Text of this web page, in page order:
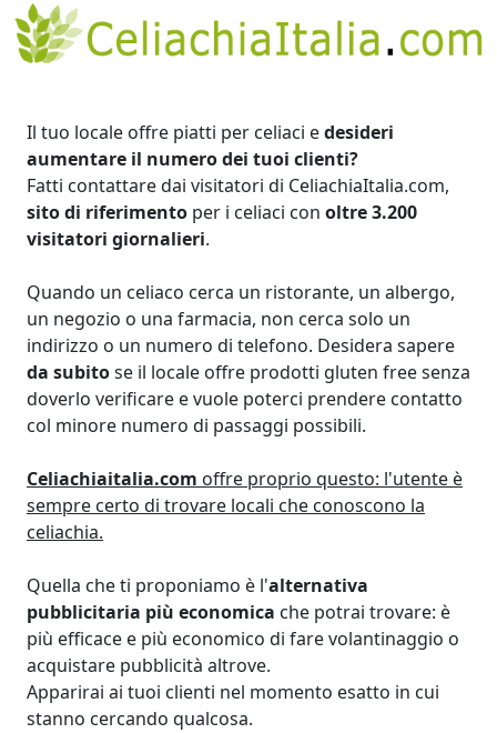
Il tuo locale offre piatti per celiaci edesideri
aumentare il numero dei tuoi clienti?
Fatti contattare dai visitatori di CeliachiaItalia.com,
sito di riferimento per i celiaci con oltre 3.200
visitatori giornalieri.
Quando un celiaco cerca un ristorante, un albergo,
un negozio o una farmacia, non cerca solo un
indirizzo o un numero di telefono. Desidera sapere
da subitose il locale offre prodotti gluten free senza
doverlo verificare e vuole poterci prendere contatto
col minore numero di passaggi possibili.
Celiachiaitalia.com offre proprio questo: l'utente è
sempre certo di trovare locali che conoscono la
celiachia.
Quella che ti proponiamo è l'alternativa
pubblicitaria più economica che potrai trovare: è
più efficace e più economico di fare volantinaggio o
acquistare pubblicità altrove.
Apparirai ai tuoi clienti nel momento esatto in cui
stanno cercando qualcosa.